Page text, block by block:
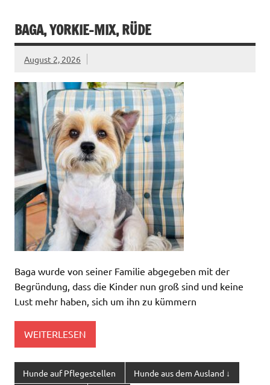
BAGA, YORKIE-MIX, RÜDE
August 2, 2026
Baga wurde von seiner Familie abgegeben mit der
Begründung, dass die Kinder nun groß sind und keine
Lust mehr haben, sich um ihn zu kümmern
WEITERLESEN
Hunde auf Pflegestellen Hunde aus dem Ausland ↓